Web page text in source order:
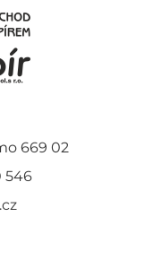
669 02
546